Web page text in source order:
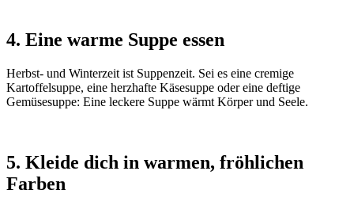
4. Eine warme Suppe essen
Herbst- und Winterzeit ist Suppenzeit. Sei es eine cremige
Kartoffelsuppe, eine herzhafte Käsesuppe oder eine deftige
Gemüsesuppe: Eine leckere Suppe wärmt Körper und Seele.
5. Kleide dich in warmen, fröhlichen
Farben